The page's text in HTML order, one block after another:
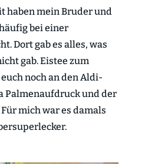
haben mein Bruder und
bei einer
Dort gab es alles, was
gab. Eistee zum
noch an den Aldi-
Palmenaufdruck und der
mich war es damals